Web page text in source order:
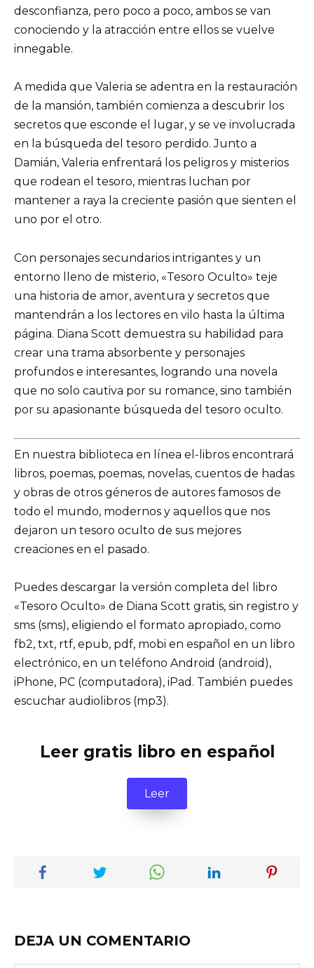
desconfianza, pero poco a poco, ambos se van
conociendo y la atracción entre ellos se vuelve
innegable.
A medida que Valeria se adentra en la restauración
de la mansión, también comienza a descubrir los
secretos que esconde el lugar, y se ve involucrada
en la búsqueda del tesoro perdido. Junto a
Damián, Valeria enfrentará los peligros y misterios
que rodean el tesoro, mientras luchan por
mantener a raya la creciente pasión que sienten el
uno por el otro.
Con personajes secundarios intrigantes y un
entorno lleno de misterio, «Tesoro Oculto» teje
una historia de amor, aventura y secretos que
mantendrán a los lectores en vilo hasta la última
página. Diana Scott demuestra su habilidad para
crear una trama absorbente y personajes
profundos e interesantes, logrando una novela
que no solo cautiva por su romance, sino también
por su apasionante búsqueda del tesoro oculto.
En nuestra biblioteca en línea el-libros encontrará
libros, poemas, poemas, novelas, cuentos de hadas
y obras de otros géneros de autores famosos de
todo el mundo, modernos y aquellos que nos
dejaron un tesoro oculto de sus mejores
creaciones en el pasado.
Puedes descargar la versión completa del libro
«Tesoro Oculto» de Diana Scott gratis, sin registro y
sms (sms), eligiendo el formato apropiado, como
fb2, txt, rtf, epub, pdf, mobi en español en un libro
electrónico, en un teléfono Android (android),
iPhone, PC (computadora), iPad. También puedes
escuchar audiolibros (mp3).
Leer gratis libro en español
Leer
DEJA UN COMENTARIO